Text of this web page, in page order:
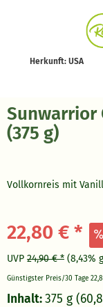
Herkunft: USA
Sunwarrior
(375 g)
Vollkornreis mit
22,80 € *
UVP 24,90 € * (8,43%
Günstigster Preis/30 Tage
Inhalt:375 g